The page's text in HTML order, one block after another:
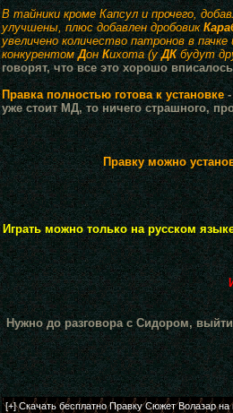
В тайники кроме Капсул и прочего,
улучшены, плюс добавлен дробовик
увеличено количество патронов в
конкурентомДонКихота (уДКбудут
говорят, что все это хорошо
Правка полностью готова к установке
уже стоит МД, то ничего страшного,
Правку можно
Играть можно только на русском
Нужно до разговора с Сидором,